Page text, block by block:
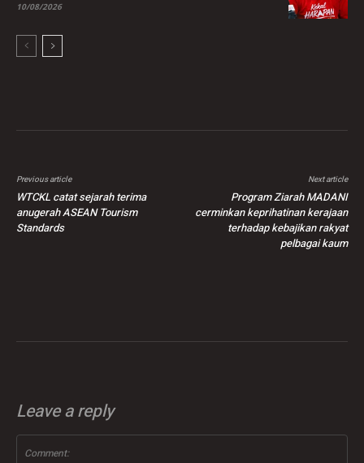
10/08/2026
Previous article
WTCKL catat sejarah terima
anugerah ASEAN Tourism
Standards
Next article
Program Ziarah MADANI
cerminkan keprihatinan kerajaan
terhadap kebajikan rakyat
pelbagai kaum
Leave a reply